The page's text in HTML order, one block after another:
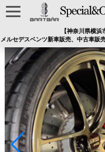
【神奈川県横
メルセデスベンツ新車販売、中古車販